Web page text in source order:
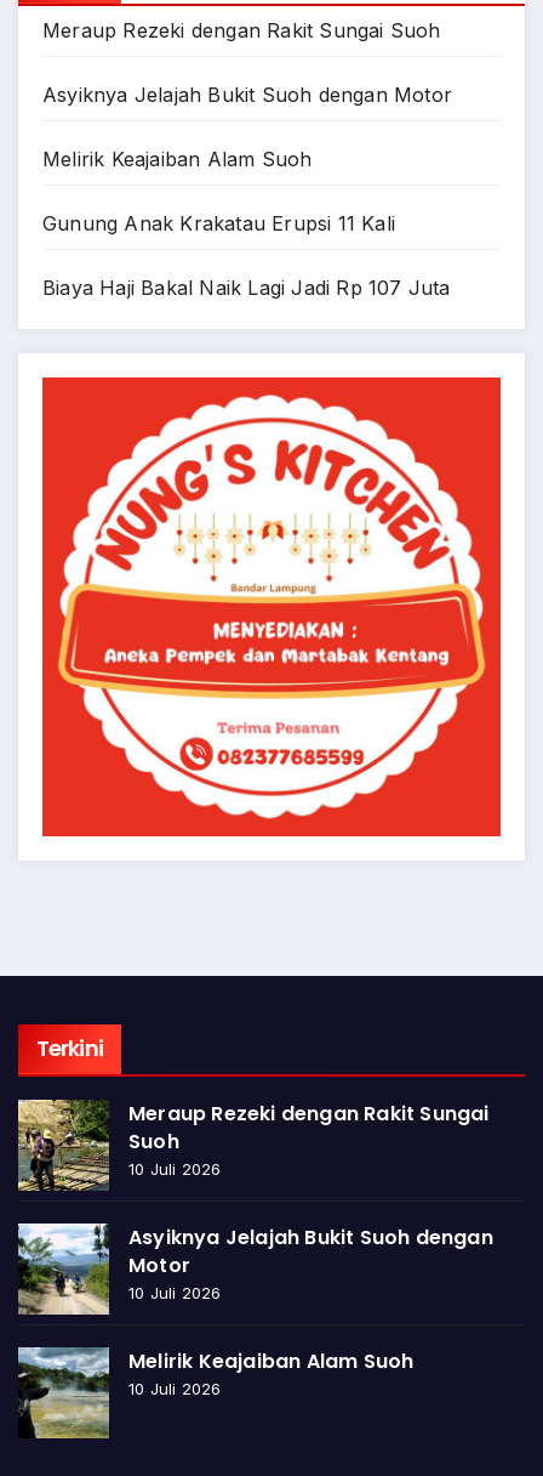
Meraup Rezeki dengan Rakit Sungai Suoh
Asyiknya Jelajah Bukit Suoh dengan Motor
Melirik Keajaiban Alam Suoh
Gunung Anak Krakatau Erupsi 11 Kali
Biaya Haji Bakal Naik Lagi Jadi Rp 107 Juta
Terkini
Meraup Rezeki dengan Rakit Sungai
Suoh
10 Juli 2026
Asyiknya Jelajah Bukit Suoh dengan
Motor
10 Juli 2026
Melirik Keajaiban Alam Suoh
10 Juli 2026